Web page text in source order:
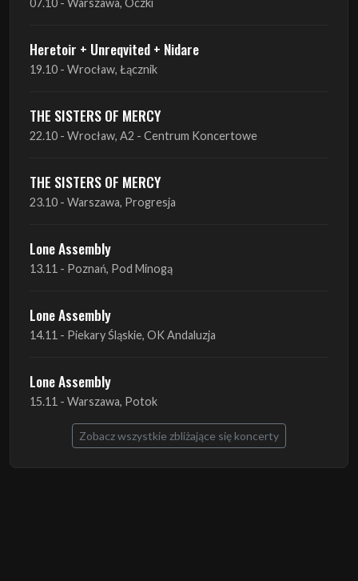
THE SISTERS OF MERCY
22.10 - Wrocław, A2 - Centrum Koncertowe
THE SISTERS OF MERCY
Lone Assembly
Lone Assembly
14.11 - Piekary Śląskie, OK Andaluzja
Lone Assembly
15.11 - Warszawa, Potok